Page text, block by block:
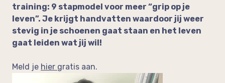
training: 9 stapmodel voor meer “grip op je
leven”. Je krijgt handvatten waardoor jij weer
stevig in je schoenen gaat staan en het leven
gaat leiden wat jij wil!
Meld je hier gratis aan.